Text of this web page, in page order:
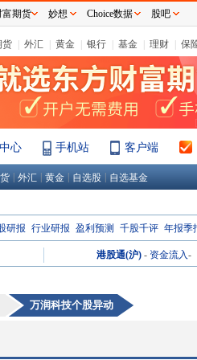
货 外汇 黄金 银行 基金 理财 保
心 手机站 客户端
外汇 黄金 自选股 自选基金
研报 行业研报 盈利预测 千股千评 年报季
港股通(沪) - 资金流入-
万润科技个股异动
富期货 妙想 Choice数据 股吧